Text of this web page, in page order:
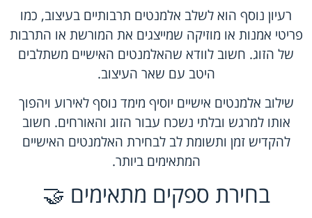
רעיון נוסף הוא לשלב אלמנטים תרבותיים בעיצוב, כמו
פריטי אמנות או מוזיקה שמייצגים את המורשת או התרבות
של הזוג. חשוב לוודא שהאלמנטים האישיים משתלבים
היטב עם שאר העיצוב.
שילוב אלמנטים אישיים יוסיף מימד נוסף לאירוע ויהפוך
אותו למרגש ובלתי נשכח עבור הזוג והאורחים. חשוב
להקדיש זמן ותשומת לב לבחירת האלמנטים האישיים
המתאימים ביותר.
בחירת ספקים מתאימים 🤝